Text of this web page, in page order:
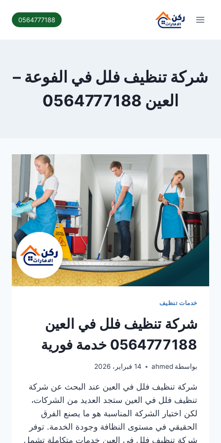
0564777188
شركة تنظيف فلل في الفوعة –
العين 0564777188
خدمات تنظيف
شركة تنظيف فلل في العين
0564777188 خدمة فورية
بواسطة ahmed 14 فبراير، 2026
شركة تنظيف فلل في العين عند البحث عن شركة
تنظيف فلل في العين ستجد العديد من الشركات،
لكن اختيار الشركة المناسبة هو ما يصنع الفرق
الحقيقي في مستوى النظافة وجودة الخدمة. توفر
شركة تنظيف فلل في العين خدمات متكاملة تشمل